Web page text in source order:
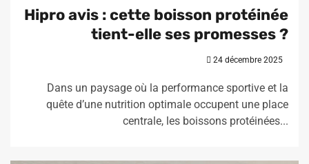
Hipro avis : cette boisson protéinée
tient-elle ses promesses ?
24 décembre 2025
Dans un paysage où la performance sportive et la
quête d’une nutrition optimale occupent une place
centrale, les boissons protéinées...